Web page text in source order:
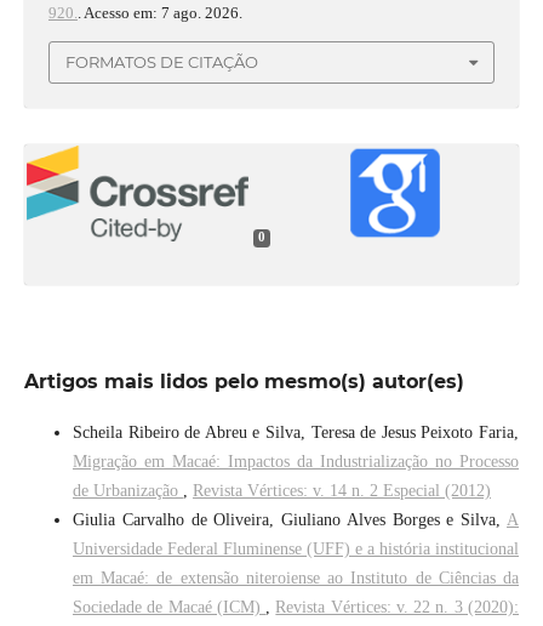
920.
. Acesso em: 7 ago. 2026.
FORMATOS DE CITAÇÃO
0
Artigos mais lidos pelo mesmo(s) autor(es)
Scheila Ribeiro de Abreu e Silva, Teresa de Jesus Peixoto Faria,
Migração em Macaé: Impactos da Industrialização no Processo
de Urbanização , Revista Vértices: v. 14 n. 2 Especial (2012)
Giulia Carvalho de Oliveira, Giuliano Alves Borges e Silva,A
Universidade Federal Fluminense (UFF) e a história institucional
em Macaé: de extensão niteroiense ao Instituto de Ciências da
Sociedade de Macaé (ICM) , Revista Vértices: v. 22 n. 3 (2020):